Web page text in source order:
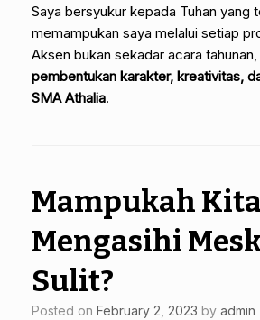
Saya bersyukur kepada Tuhan yang
memampukan saya melalui setiap
Aksen bukan sekadar acara
pembentukan karakter, kreativitas,
SMA Athalia.
Mampukah
Mengasihi
Sulit?
Posted on February 2, 2023 by admin